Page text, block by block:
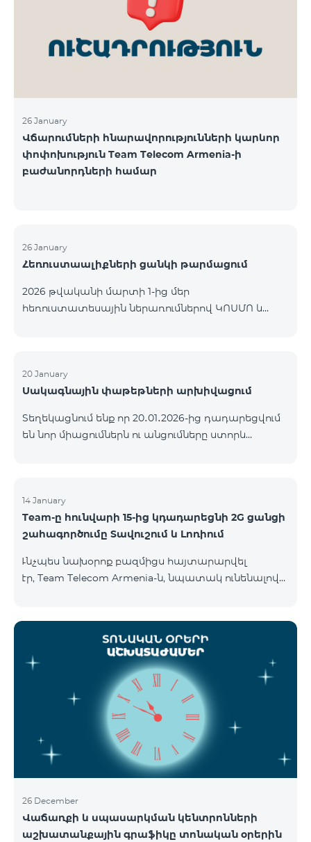
վճարահաշվարկային ընկերությունների կողմից
Team Telecom Armenia-ին առաջարկված
պայմանները ենթադրում էին ծառայությունների
26 January
Վճարումների հնարավորությունների կարևոր
փոփոխություն Team Telecom Armenia-ի
բաժանորդների համար
26 January
Հեռուստաալիքների ցանկի թարմացում
2026 թվականի մարտի 1-ից մեր
հեռուստատեսային ներառումներով ԿՈՍՄՈ և
մուլտիպլեքս հեռուստաալիքները հասանելի
կլինեն միայն այն մարզերում, որտեղ դրանց
մարմինների պահանջների։ Այս փոփոխությունը
իրականացվում է հեռուստատեսային հարթակի
ցանկը ըստ մարզեր
20 January
Սակագնային փաթեթների արխիվացում
Տեղեկացնում ենք որ 20․01․2026-ից դադարեցվում
են նոր միացումներն ու անցումները ստորև
14 January
Team-ը հունվարի 15-ից կդադարեցնի 2G ցանցի
շահագործումը Տավուշում և Լոռիում
Ւնչպես նախօրոք բազմիցս հայտարարվել
էր, Team Telecom Armenia-ն, նպատակ ունենալով
կունենա փուլային տարբերակով: Առաջին փուլով
ցանցը կանջատվի Տավուշի և Լոռու մարզերում՝
2026թ.-ի հունվարի 15-ից: Ծառայությունների
անխափան հասանելությունն ապահովելու
նպատակով շարունակում է գործել հատուկ
առաջարկ, որը հնարավորություն է ընձեռում ձեռք
բերել նոր տեխնոլոգիաներով աշխատող բջջային
հեռախոսնե
26 December
Վաճառքի և սպասարկման կենտրոնների
աշխատանքային գրաֆիկը տոնական օրերին